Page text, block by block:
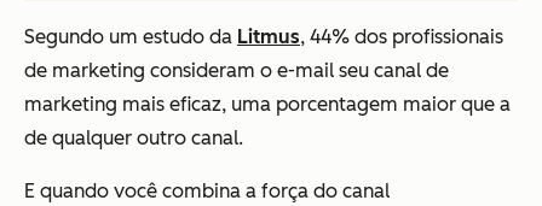
Segundo um estudo da Litmus, 44% dos profissionais
de marketing consideram o e-mail seu canal de
marketing mais eficaz, uma porcentagem maior que a
de qualquer outro canal.
E quando você combina a força do canal